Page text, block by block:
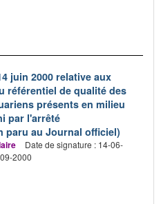
juin 2000 relative aux
référentiel de qualité des
présents en milieu
par l'arrêté
paru au Journal officiel)
Date de signature : 14-06-
2000